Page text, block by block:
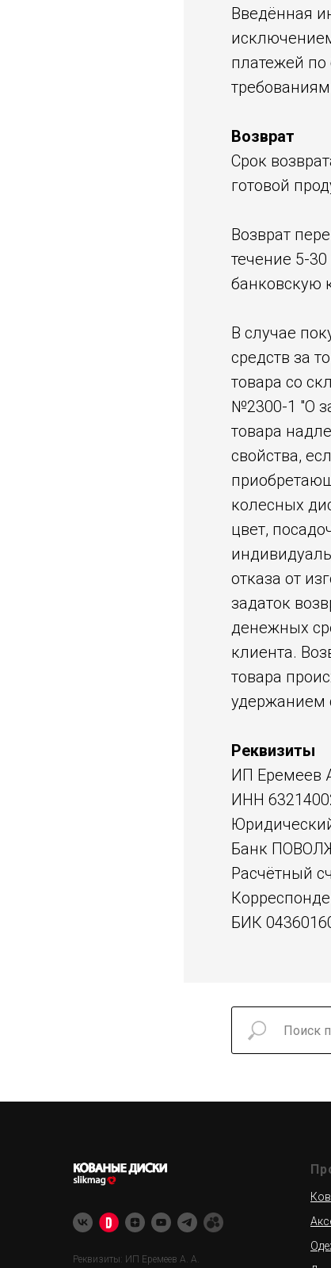
Введённая
платежей по
Возврат
Срок
готовой
Возврат
течение 5-
банковскую
В случае
средств за
товара со
№2300-1 "О
товара
свойства,
колесных
цвет,
отказа от
задаток
денежных
клиента.
товара
удержанием
Реквизиты
ИП Еремеев
ИНН
Банк
Расчётный
БИК
Реквизиты: ИП Еремеев А. А.